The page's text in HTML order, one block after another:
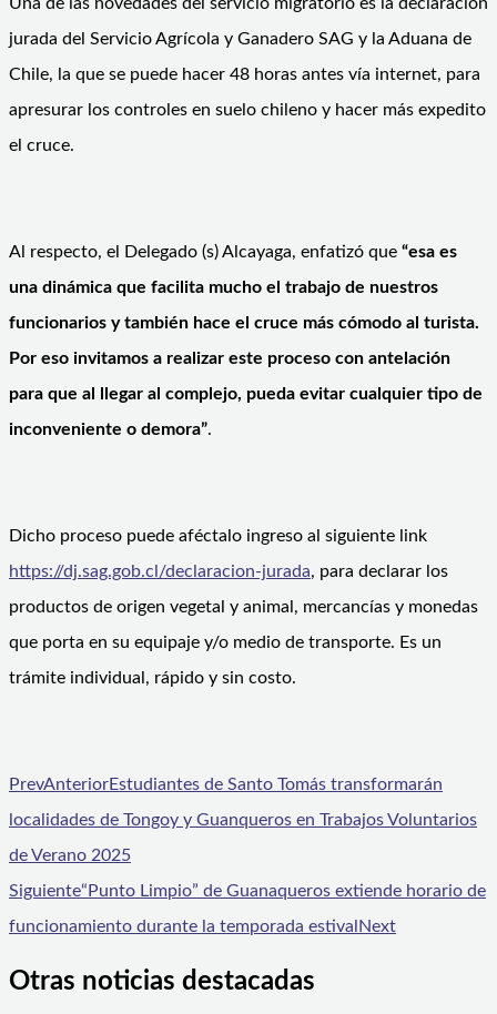
jurada del Servicio Agrícola y Ganadero SAG y la Aduana de
Chile, la que se puede hacer 48 horas antes vía internet, para
apresurar los controles en suelo chileno y hacer más expedito
el cruce.
Al respecto, el Delegado (s) Alcayaga, enfatizó que “esa es
una dinámica que facilita mucho el trabajo de nuestros
funcionarios y también hace el cruce más cómodo al turista.
Por eso invitamos a realizar este proceso con antelación
para que al llegar al complejo, pueda evitar cualquier tipo de
inconveniente o demora”.
Dicho proceso puede aféctalo ingreso al siguiente link
https://dj.sag.gob.cl/declaracion-jurada, para declarar los
productos de origen vegetal y animal, mercancías y monedas
que porta en su equipaje y/o medio de transporte. Es un
trámite individual, rápido y sin costo.
PrevAnteriorEstudiantes de Santo Tomás transformarán
localidades de Tongoy y Guanqueros en Trabajos Voluntarios
de Verano 2025
Siguiente“Punto Limpio” de Guanaqueros extiende horario de
funcionamiento durante la temporada estivalNext
Otras noticias destacadas